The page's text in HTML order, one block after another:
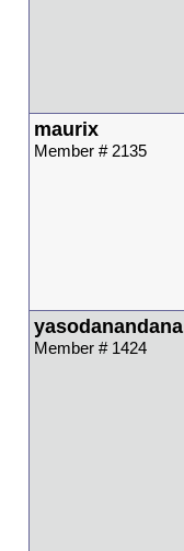
maurix
Member # 2135
yasodanandana
Member # 1424